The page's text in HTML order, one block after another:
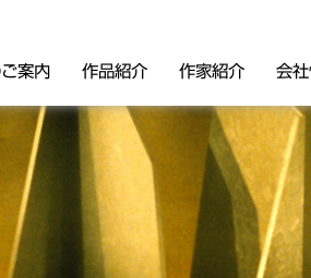
案内 作品紹介 作家紹介 会